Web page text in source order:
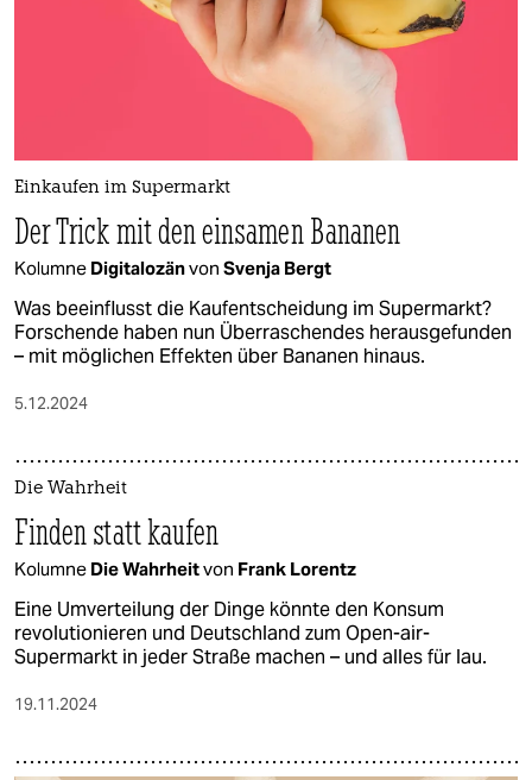
Einkaufen im Supermarkt
Der Trick mit den einsamen Bananen
Kolumne Digitalozänvon Svenja Bergt
Was beeinflusst die Kaufentscheidung im Supermarkt?
Forschende haben nun Überraschendes herausgefunden
– mit möglichen Effekten über Bananen hinaus.
5.12.2024
Die Wahrheit
Finden statt kaufen
Kolumne Die Wahrheitvon Frank Lorentz
Eine Umverteilung der Dinge könnte den Konsum
revolutionieren und Deutschland zum Open-air-
Supermarkt in jeder Straße machen – und alles für lau.
19.11.2024